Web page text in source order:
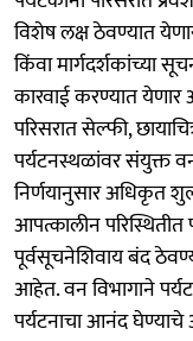
विशेष लक्ष ठेवण्यात
किंवा मार्गदर्शकांच्या
कारवाई करण्यात
परिसरात सेल्फी,
पर्यटनस्थळांवर संयुक्त
निर्णयानुसार अधिकृत
आपत्कालीन परिस्थितीत
पूर्वसूचनेशिवाय बंद
आहेत. वन विभागाने
पर्यटनाचा आनंद